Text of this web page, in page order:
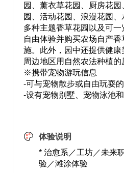
园、薰衣草花园、厨房花
园、活动花园、浪漫花园
多种主题香草花园以及可
自由体验并购买农场自产
施。此外，园中还提供健康
周边地区用自然农法种植的
※携带宠物游玩信息
-可与宠物散步或自由玩耍
-设有宠物别墅、宠物泳池
体验说明
* 治愈系／工坊／未来
验／滩涂体验